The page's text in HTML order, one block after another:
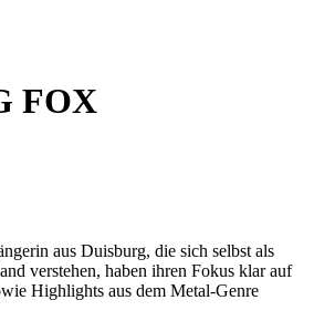
FOX
aus Duisburg, die sich selbst als
verstehen, haben ihren Fokus klar auf
Highlights aus dem Metal-Genre